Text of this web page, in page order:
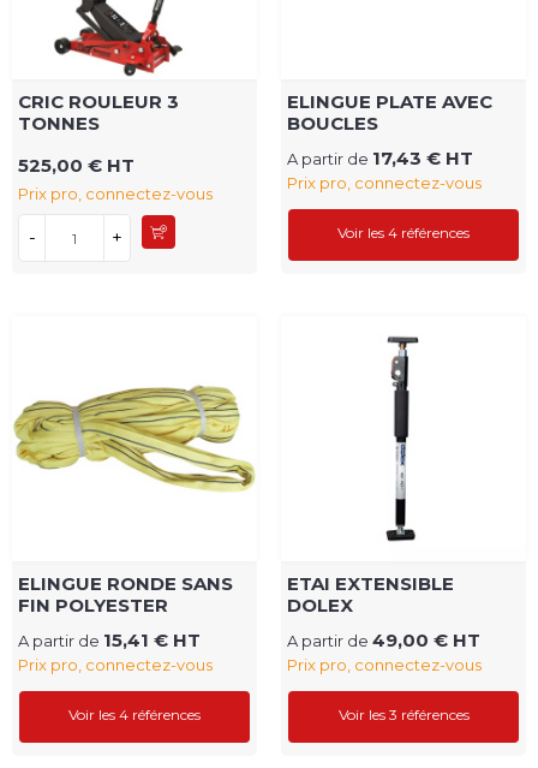
CRIC ROULEUR 3
TONNES
525,00 € HT
Prix pro, connectez-vous
- +
ELINGUE PLATE AVEC
BOUCLES
A partir de 17,43 € HT
Prix pro, connectez-vous
Voir les 4 références
ELINGUE RONDE SANS
FIN POLYESTER
A partir de 15,41 € HT
Prix pro, connectez-vous
Voir les 4 références
ETAI EXTENSIBLE
DOLEX
A partir de 49,00 € HT
Prix pro, connectez-vous
Voir les 3 références